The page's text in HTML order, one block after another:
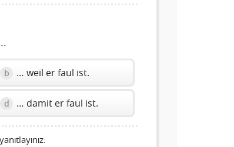
b … weil er faul ist.
d … damit er faul ist.